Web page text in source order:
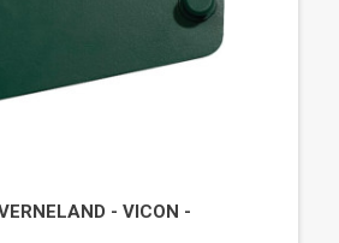
- VICON -